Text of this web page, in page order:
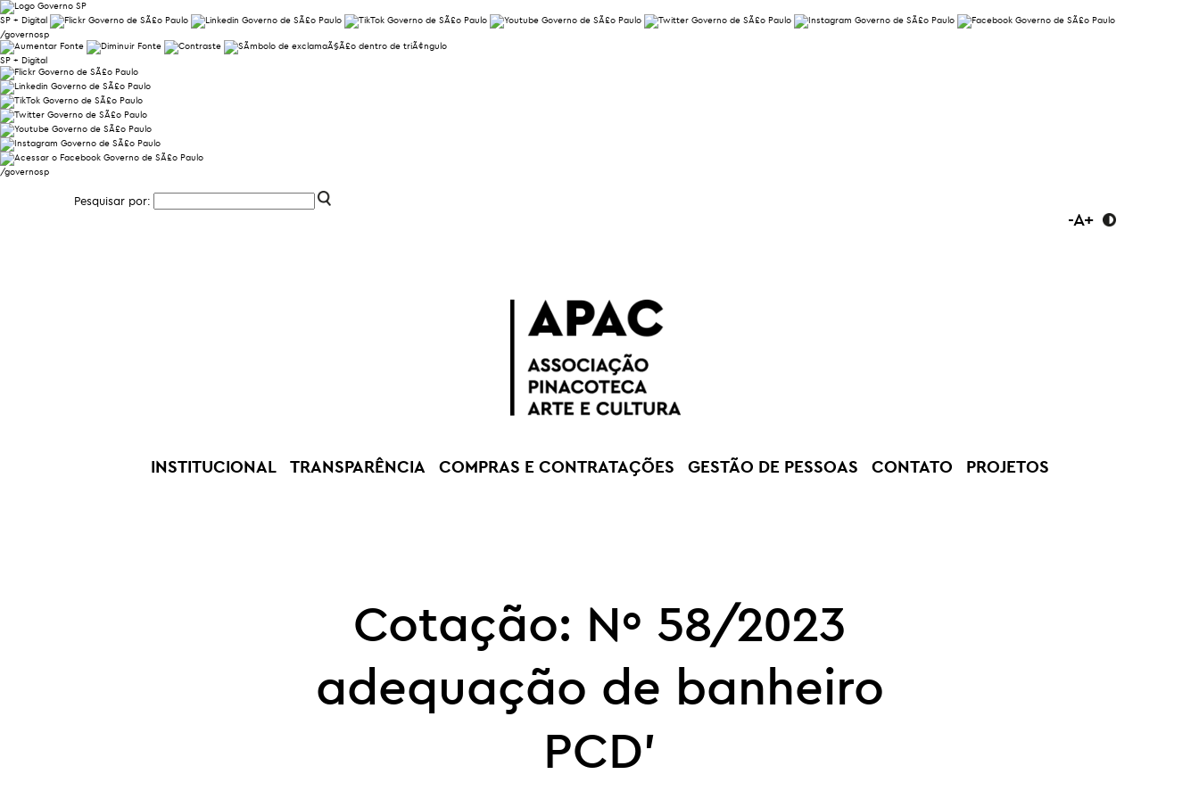
SP + Digital
/governosp
SP + Digital
/governosp
Pesquisar por:
-A+
INSTITUCIONAL TRANSPARÊNCIA COMPRAS E CONTRATAÇÕES GESTÃO DE PESSOAS CONTATO PROJETOS
Cotação: Nº 58/2023
adequação de banheiro
PCD’